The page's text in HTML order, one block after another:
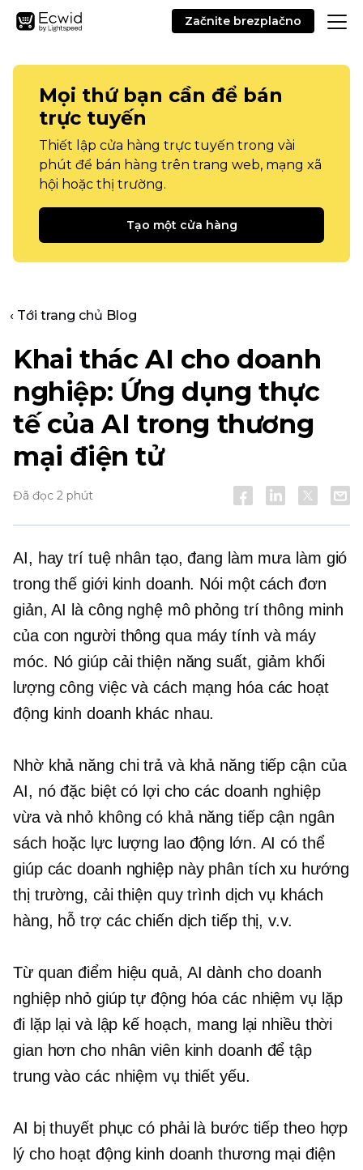
Začnite brezplačno
Mọi thứ bạn cần để bán
trực tuyến
Thiết lập cửa hàng trực tuyến trong vài
phút để bán hàng trên trang web, mạng xã
hội hoặc thị trường.
Tạo một cửa hàng
‹ Tới trang chủ Blog
Khai thác AI cho doanh
nghiệp: Ứng dụng thực
tế của AI trong thương
mại điện tử
Đã đọc 2 phút
AI, hay trí tuệ nhân tạo, đang làm mưa làm gió
trong thế giới kinh doanh. Nói một cách đơn
giản, AI là công nghệ mô phỏng trí thông minh
của con người thông qua máy tính và máy
móc. Nó giúp cải thiện năng suất, giảm khối
lượng công việc và cách mạng hóa các hoạt
động kinh doanh khác nhau.
Nhờ khả năng chi trả và khả năng tiếp cận của
AI, nó đặc biệt có lợi cho các doanh nghiệp
vừa và nhỏ không có khả năng tiếp cận ngân
sách hoặc lực lượng lao động lớn. AI có thể
giúp các doanh nghiệp này phân tích xu hướng
thị trường, cải thiện quy trình dịch vụ khách
hàng, hỗ trợ các chiến dịch tiếp thị, v.v.
Từ quan điểm hiệu quả, AI dành cho doanh
nghiệp nhỏ giúp tự động hóa các nhiệm vụ lặp
đi lặp lại và lập kế hoạch, mang lại nhiều thời
gian hơn cho nhân viên kinh doanh để tập
trung vào các nhiệm vụ thiết yếu.
AI bị thuyết phục có phải là bước tiếp theo hợp
lý cho hoạt động kinh doanh thương mại điện